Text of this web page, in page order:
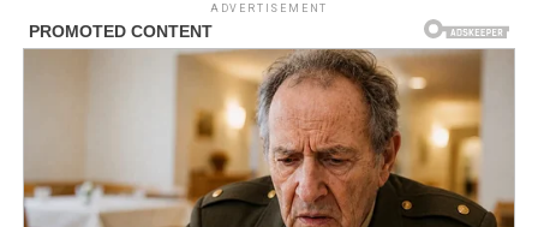
ADVERTISEMENT